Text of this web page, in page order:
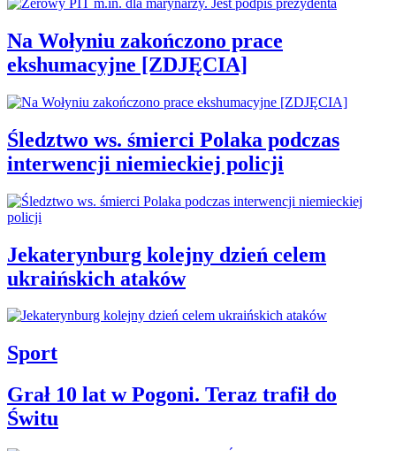
Na Wołyniu zakończono prace
ekshumacyjne [ZDJĘCIA]
Śledztwo ws. śmierci Polaka podczas
interwencji niemieckiej policji
Jekaterynburg kolejny dzień celem
ukraińskich ataków
Sport
Grał 10 lat w Pogoni. Teraz trafił do
Świtu